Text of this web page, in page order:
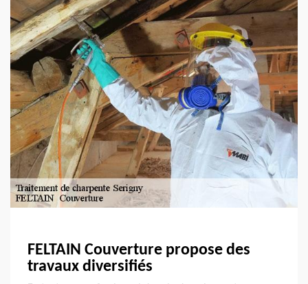
FELTAIN Couverture propose des
travaux diversifiés